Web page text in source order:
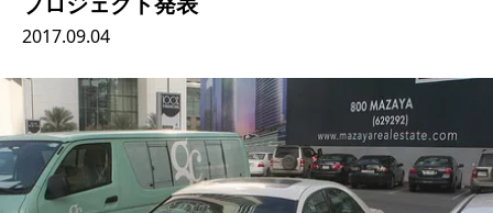
2017.09.04